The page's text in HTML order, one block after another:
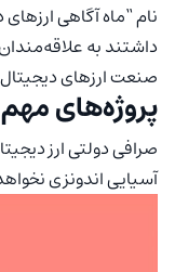
نام “ماه آگاهی
داشتند به
صنعت ارزهای
پروژه‌های
صرافی دولتی ارز
آسیایی اندونزی